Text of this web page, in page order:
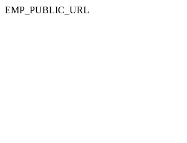
EMP_PUBLIC_URL